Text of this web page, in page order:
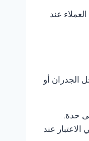
عند
الجدران أو
حدة.
عند